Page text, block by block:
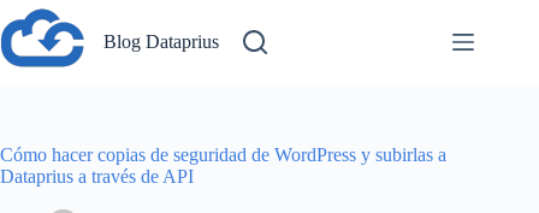
Saltar
al
contenido
Blog Dataprius
Cómo hacer copias de seguridad de WordPress y subirlas a
Dataprius a través de API